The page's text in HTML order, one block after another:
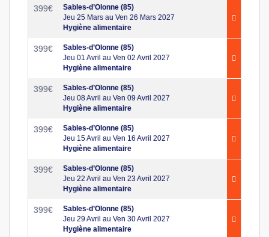
399€
Sables-d’Olonne (85)
Jeu 25 Mars au Ven 26 Mars 2027
Hygiène alimentaire
399€
Sables-d’Olonne (85)
Jeu 01 Avril au Ven 02 Avril 2027
Hygiène alimentaire
399€
Sables-d’Olonne (85)
Jeu 08 Avril au Ven 09 Avril 2027
Hygiène alimentaire
399€
Sables-d’Olonne (85)
Jeu 15 Avril au Ven 16 Avril 2027
Hygiène alimentaire
399€
Sables-d’Olonne (85)
Jeu 22 Avril au Ven 23 Avril 2027
Hygiène alimentaire
399€
Sables-d’Olonne (85)
Jeu 29 Avril au Ven 30 Avril 2027
Hygiène alimentaire